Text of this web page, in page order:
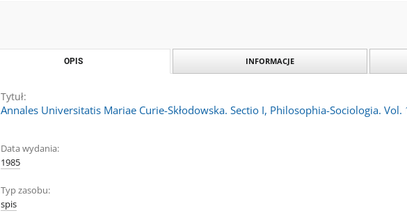
OPIS INFORMACJE
Tytuł:
Annales Universitatis Mariae Curie-Skłodowska. Sectio I, Philosophia-Sociologia. Vol.
Data wydania:
1985
Typ zasobu:
spis